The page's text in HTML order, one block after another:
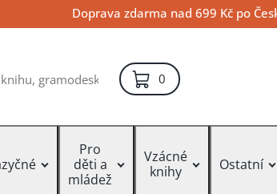
Doprava zdarma nad 699 Kč po
0položek – košík
Pro
děti a
mládež
Vzácné
knihy
Ostatní